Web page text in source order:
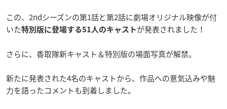
この、2ndシーズンの第1話と第2話に劇場オリジナル映像が付
いた特別版に登場する51人のキャスト が発表されました！
さらに、香取隊新キャスト＆特別版の場面写真が解禁。
新たに発表された4名のキャストから、作品への意気込みや魅
力を語ったコメントも到着しました。